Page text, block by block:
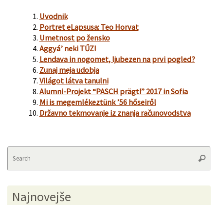
Uvodnik
Portret eLapsusa: Teo Horvat
Umetnost po žensko
Aggyá’ neki TŰZ!
Lendava in nogomet, ljubezen na prvi pogled?
Zunaj meja udobja
Világot látva tanulni
Alumni-Projekt “PASCH prägt!” 2017 in Sofia
Mi is megemlékeztünk ’56 hőseiről
Državno tekmovanje iz znanja računovodstva
Najnovejše